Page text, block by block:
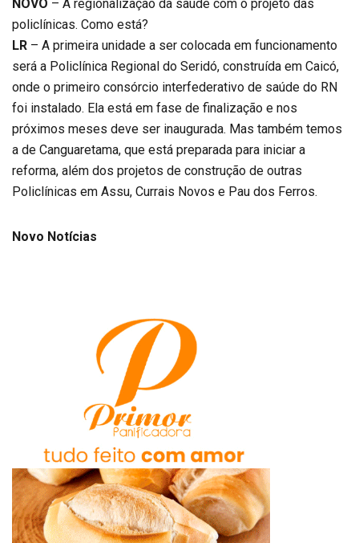
NOVO – A regionalização da saúde com o projeto das
policlínicas. Como está?
LR – A primeira unidade a ser colocada em funcionamento
será a Policlínica Regional do Seridó, construída em Caicó,
onde o primeiro consórcio interfederativo de saúde do RN
foi instalado. Ela está em fase de finalização e nos
próximos meses deve ser inaugurada. Mas também temos
a de Canguaretama, que está preparada para iniciar a
reforma, além dos projetos de construção de outras
Policlínicas em Assu, Currais Novos e Pau dos Ferros.
Novo Notícias